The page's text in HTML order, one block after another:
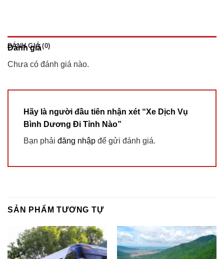
ĐÁNH GIÁ (0)
Đánh giá
Chưa có đánh giá nào.
Hãy là người đầu tiên nhận xét “Xe Dịch Vụ
Bình Dương Đi Tỉnh Nào”
Bạn phải đăng nhập để gửi đánh giá.
SẢN PHẨM TƯƠNG TỰ